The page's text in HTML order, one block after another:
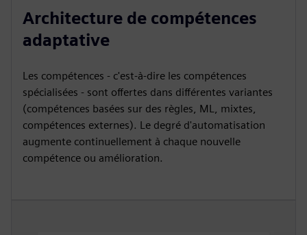
Architecture de compétences
adaptative
Les compétences - c'est-à-dire les compétences
spécialisées - sont offertes dans différentes variantes
(compétences basées sur des règles, ML, mixtes,
compétences externes). Le degré d'automatisation
augmente continuellement à chaque nouvelle
compétence ou amélioration.